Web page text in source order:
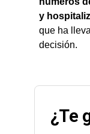
y
que ha
decisión.
¿Te